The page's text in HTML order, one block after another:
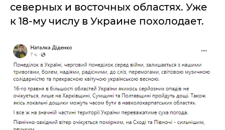
северных и восточных областях. Уже
к 18-му числу в Украине похолодает.